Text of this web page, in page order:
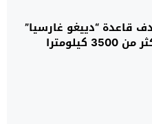
قاعدة “دييغو غارسيا”
كيلومترا